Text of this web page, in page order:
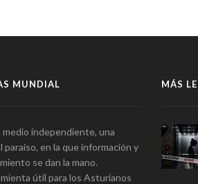
MUNDIAL
medio independiente, una
paraíso, en la que información y
se dan la mano.
útil para los Asturianos
MÁS